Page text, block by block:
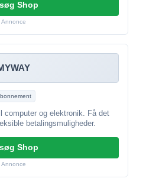
Shop
Annonce
computer og elektronik. Få det
betalingsmuligheder.
Shop
Annonce